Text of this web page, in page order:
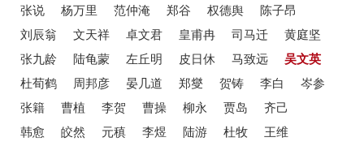
张说
杨万里 范仲淹 郑谷 权德舆
陈子昂
刘辰翁
文天祥 卓文君 皇甫冉 司马迁
黄庭坚
张九龄
陆龟蒙 左丘明 皮日休 马致远 吴文英
杜荀鹤 周邦彦 晏几道 郑燮 贺铸 李白
岑参
张籍
曹植 李贺 曹操 柳永 贾岛
齐己
韩愈
皎然 元稹 李煜 陆游 杜牧
王维